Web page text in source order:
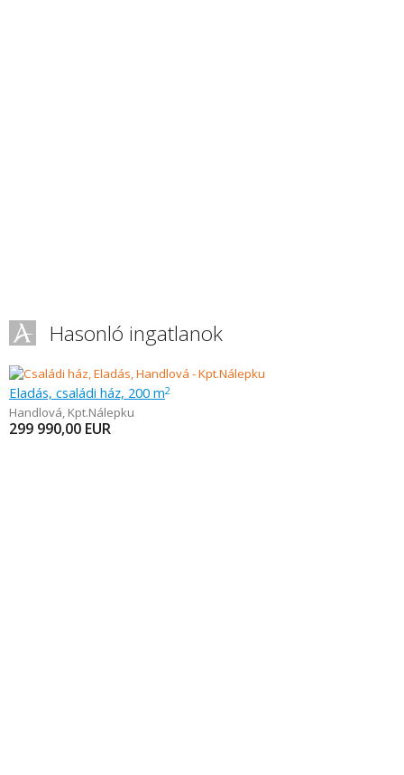
Hasonló ingatlanok
Eladás, családi ház, 200 m2
Handlová, Kpt.Nálepku
299 990,00 EUR